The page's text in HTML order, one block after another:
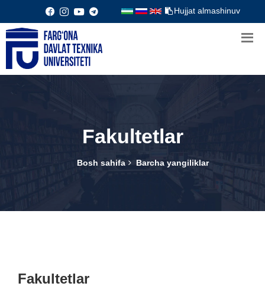
Hujjat almashinuv
Fakultetlar
Bosh sahifa Barcha yangiliklar
Fakultetlar